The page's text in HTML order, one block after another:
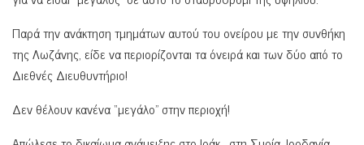
Παρά την ανάκτηση τμημάτων αυτού του ονείρου με την συνθήκη
της Λωζάνης, είδε να περιορίζονται τα όνειρά και των δύο από το
Διεθνές Διευθυντήριο!
Δεν θέλουν κανένα “μεγάλο” στην περιοχή!